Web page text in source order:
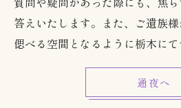
答えいたします。また、ご遺族
偲べる空間となるように栃木にて
通夜へ